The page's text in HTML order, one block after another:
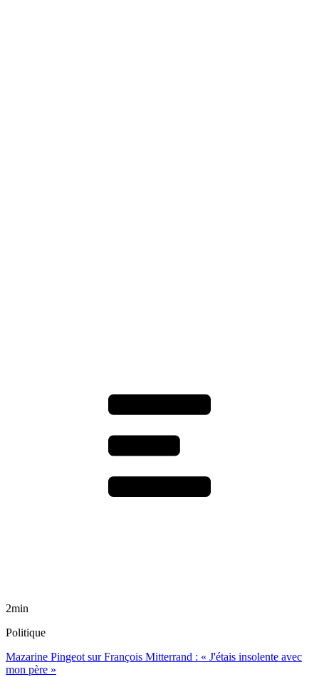
2min
Politique
Mazarine Pingeot sur François Mitterrand : « J'étais insolente avec
mon père »